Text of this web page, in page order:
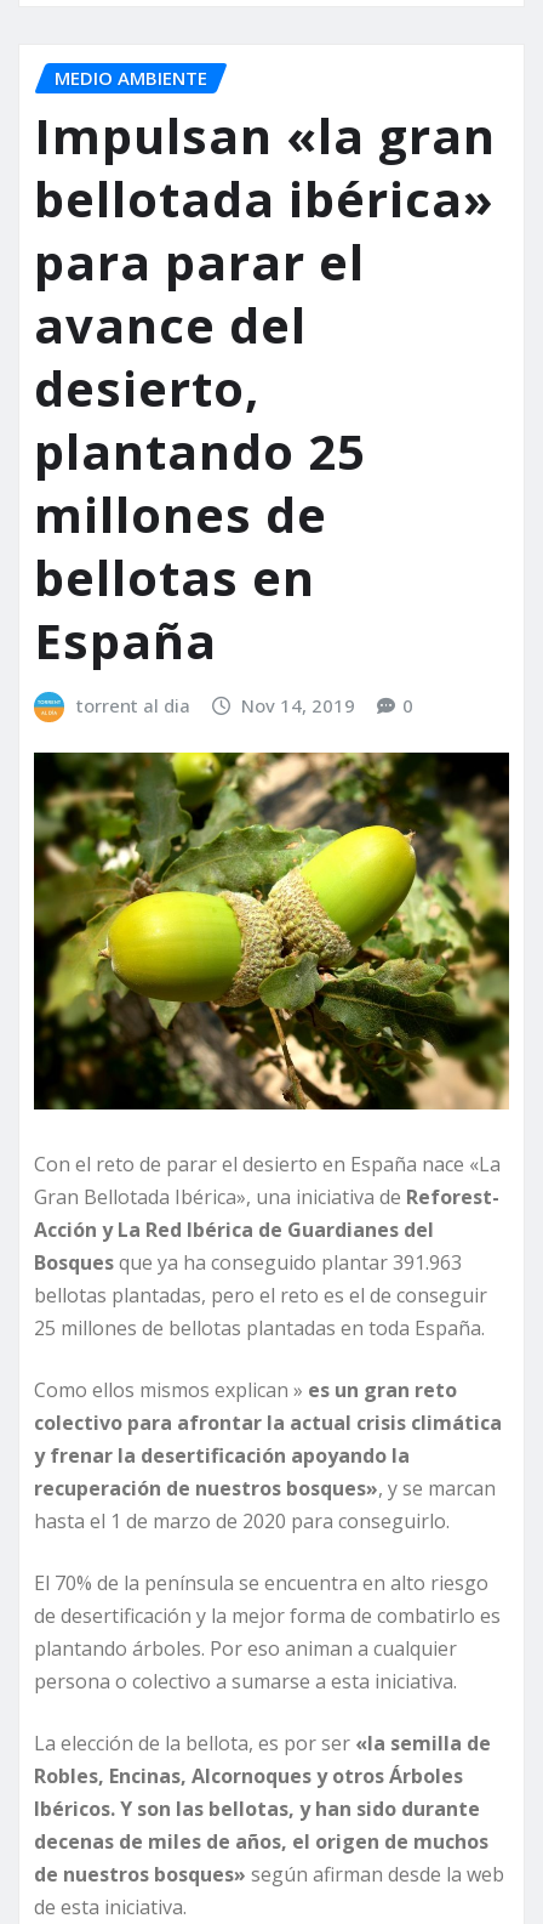
MEDIO AMBIENTE
Impulsan «la gran
bellotada ibérica»
para parar el
avance del
desierto,
plantando 25
millones de
bellotas en
España
torrent al dia Nov 14, 2019 0
Con el reto de parar el desierto en España nace «La
Gran Bellotada Ibérica», una iniciativa de Reforest-
Acción y La Red Ibérica de Guardianes del
Bosquesque ya ha conseguido plantar 391.963
bellotas plantadas, pero el reto es el de conseguir
25 millones de bellotas plantadas en toda España.
Como ellos mismos explican » es un gran reto
colectivo para afrontar la actual crisis climática
y frenar la desertificación apoyando la
recuperación de nuestros bosques», y se marcan
hasta el 1 de marzo de 2020 para conseguirlo.
El 70% de la península se encuentra en alto riesgo
de desertificación y la mejor forma de combatirlo es
plantando árboles. Por eso animan a cualquier
persona o colectivo a sumarse a esta iniciativa.
La elección de la bellota, es por ser «la semilla de
Robles, Encinas, Alcornoques y otros Árboles
Ibéricos. Y son las bellotas, y han sido durante
decenas de miles de años, el origen de muchos
de nuestros bosques» según afirman desde la web
de esta iniciativa.